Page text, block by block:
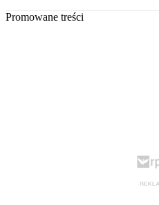
Promowane treści